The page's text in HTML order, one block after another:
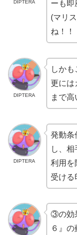
DIPTERA
ーも即
(マリ
ね！！
DIPTERA
しかも
更には
まで
DIPTERA
発動条
し、
利用を
受ける
③の効
６』